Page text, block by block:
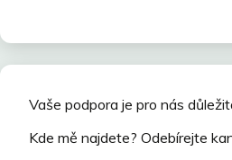
Vaše podpora je pro nás
Kde mě najdete? Odebírejte